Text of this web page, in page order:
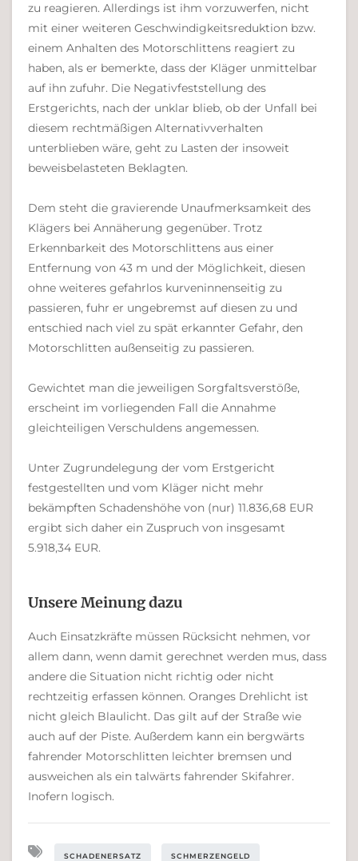
zu reagieren. Allerdings ist ihm vorzuwerfen, nicht
mit einer weiteren Geschwindigkeitsreduktion bzw.
einem Anhalten des Motorschlittens reagiert zu
haben, als er bemerkte, dass der Kläger unmittelbar
auf ihn zufuhr. Die Negativfeststellung des
Erstgerichts, nach der unklar blieb, ob der Unfall bei
diesem rechtmäßigen Alternativverhalten
unterblieben wäre, geht zu Lasten der insoweit
beweisbelasteten Beklagten.
Dem steht die gravierende Unaufmerksamkeit des
Klägers bei Annäherung gegenüber. Trotz
Erkennbarkeit des Motorschlittens aus einer
Entfernung von 43 m und der Möglichkeit, diesen
ohne weiteres gefahrlos kurveninnenseitig zu
passieren, fuhr er ungebremst auf diesen zu und
entschied nach viel zu spät erkannter Gefahr, den
Motorschlitten außenseitig zu passieren.
Gewichtet man die jeweiligen Sorgfaltsverstöße,
erscheint im vorliegenden Fall die Annahme
gleichteiligen Verschuldens angemessen.
Unter Zugrundelegung der vom Erstgericht
festgestellten und vom Kläger nicht mehr
bekämpften Schadenshöhe von (nur) 11.836,68 EUR
ergibt sich daher ein Zuspruch von insgesamt
5.918,34 EUR.
Unsere Meinung dazu
Auch Einsatzkräfte müssen Rücksicht nehmen, vor
allem dann, wenn damit gerechnet werden mus, dass
andere die Situation nicht richtig oder nicht
rechtzeitig erfassen können. Oranges Drehlicht ist
nicht gleich Blaulicht. Das gilt auf der Straße wie
auch auf der Piste. Außerdem kann ein bergwärts
fahrender Motorschlitten leichter bremsen und
ausweichen als ein talwärts fahrender Skifahrer.
Inofern logisch.
SCHADENERSATZ SCHMERZENGELD